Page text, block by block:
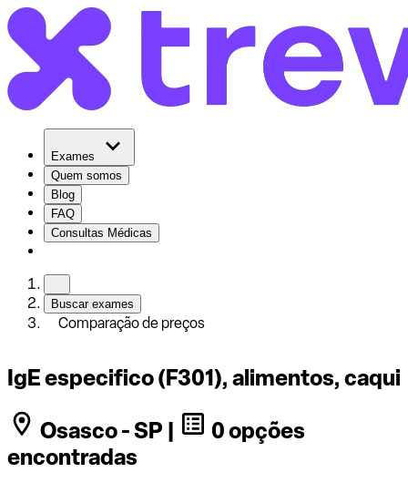
Exames
Quem somos
Blog
FAQ
Consultas Médicas
Buscar exames
Comparação de preços
IgE especifico (F301), alimentos, caqui
Osasco - SP |
0 opções
encontradas